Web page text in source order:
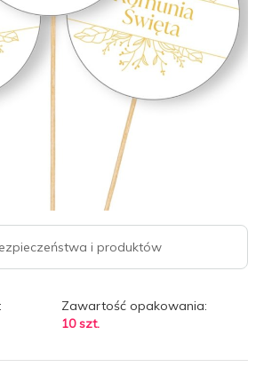
i produktów
Zawartość opakowania:
10 szt.